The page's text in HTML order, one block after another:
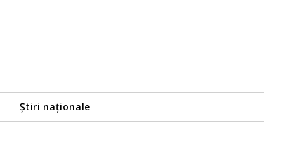
Știri naționale